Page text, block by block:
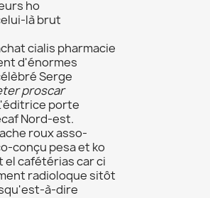
ho
là brut
cialis pharmacie
d'énormes
Serge
proscar
porte
Nord-est.
roux asso-
conçu pesa et ko
cafétérias car ci
radioloque sitôt
à-dire